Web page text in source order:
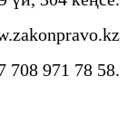
708 971 78 58.